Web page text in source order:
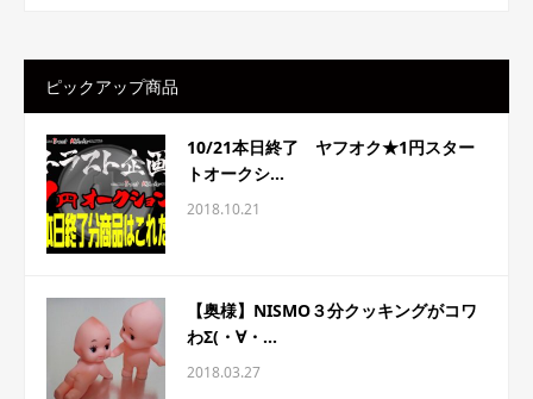
ピックアップ商品
10/21本日終了 ヤフオク★1円スター
トオークシ...
2018.10.21
【奥様】NISMO３分クッキングがコワ
わΣ(・∀・...
2018.03.27